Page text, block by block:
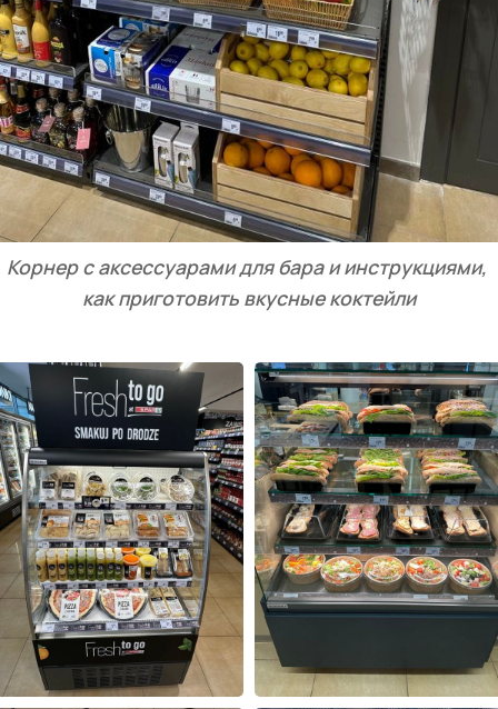
Корнер с аксессуарами для бара и инструкциями,
как приготовить вкусные коктейли